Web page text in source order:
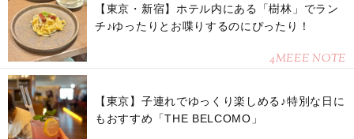
【東京・新宿】ホテル内にある「樹林」でラン
チ♪ゆったりとお喋りするのにぴったり！
4MEEE NOTE
【東京】子連れでゆっくり楽しめる♪特別な日に
もおすすめ「THE BELCOMO」